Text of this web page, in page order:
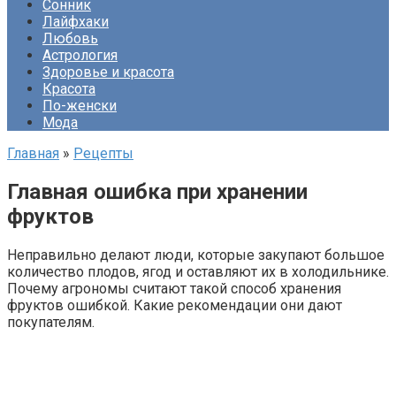
Сонник
Лайфхаки
Любовь
Астрология
Здоровье и красота
Красота
По-женски
Мода
Главная » Рецепты
Главная ошибка при хранении
фруктов
Неправильно делают люди, которые закупают большое
количество плодов, ягод и оставляют их в холодильнике.
Почему агрономы считают такой способ хранения
фруктов ошибкой. Какие рекомендации они дают
покупателям.